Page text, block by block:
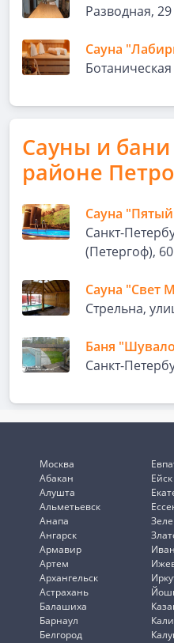
Разводная, 29
Сауна
Сауны и бани
районе
Сауна
Санкт-
(Петергоф),
Сауна "Свет
Стрельна,
Баня
Санкт-
Москва
Абакан
Алушта
Альметьевск
Анапа
Ангарск
Армавир
Артем
Архангельск
Астрахань
Балашиха
Барнаул
Белгород
Ейск